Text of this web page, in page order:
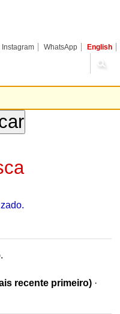
Instagram WhatsApp English
recente primeiro) ·